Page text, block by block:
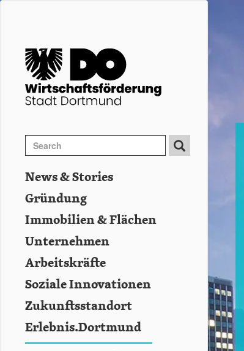
Suche
Search Search
Hauptnavigation
News & Stories
Gründung
Immobilien & Flächen
Unternehmen
Arbeitskräfte
Soziale Innovationen
Zukunftsstandort
Erlebnis.Dortmund